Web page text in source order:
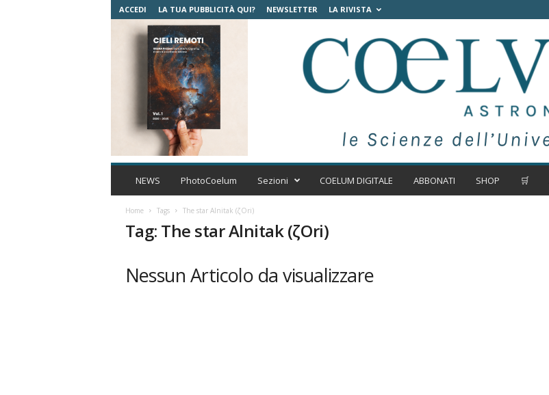
ACCEDI LA TUA PUBBLICITÀ QUI? NEWSLETTER LA RIVISTA
C
m
t
NEWS PhotoCoelum Sezioni COELUM DIGITALE ABBONATI SHOP 🛒
Home Tags The star Alnitak (ζOri)
Tag: The star Alnitak (ζOri)
Nessun Articolo da visualizzare